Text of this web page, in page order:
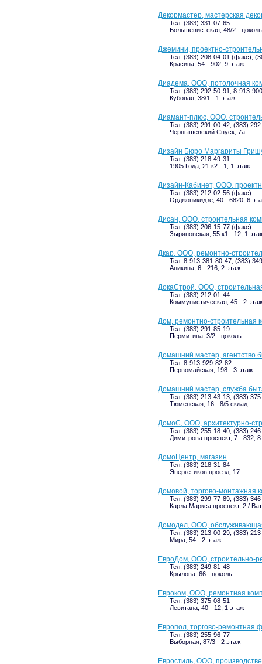
Декормастер, мастерская
Тел: (383) 331-07-65
Большевистская, 48/2 - цоколь
Джемини, проектно-
Тел: (383) 208-04-01 (факс),
Красина, 54 - 902; 9 этаж
Диадема, ООО, потолочная
Тел: (383) 292-50-91, 8-913-
Кубовая, 38/1 - 1 этаж
Диамант-плюс, ООО,
Тел: (383) 291-00-42, (383)
Чернышевский Спуск, 7а
Дизайн Бюро Маргариты
Тел: (383) 218-49-31
1905 Года, 21 к2 - 1; 1 этаж
Дизайн-Кабинет, ООО,
Тел: (383) 212-02-56 (факс)
Орджоникидзе, 40 - 6820; 6
Дисан, ООО, строительная
Тел: (383) 206-15-77 (факс)
Зыряновская, 55 к1 - 12; 1
Дкар, ООО, ремонтно-
Тел: 8-913-381-80-47, (383)
Аникина, 6 - 216; 2 этаж
ДокаСтрой, ООО,
Тел: (383) 212-01-44
Коммунистическая, 45 - 2 этаж
Дом, ремонтно-строительная
Тел: (383) 291-85-19
Пермитина, 3/2 - цоколь
Домашний мастер, агентство
Тел: 8-913-929-82-82
Первомайская, 198 - 3 этаж
Домашний мастер, служба
Тел: (383) 213-43-13, (383)
Тюменская, 16 - 8/5 склад
ДомоС, ООО, архитектурно-
Тел: (383) 255-18-40, (383)
Димитрова проспект, 7 - 832;
ДомоЦентр, магазин
Тел: (383) 218-31-84
Энергетиков проезд, 17
Домовой, торгово-монтажная
Тел: (383) 299-77-89, (383)
Карла Маркса проспект, 2 /
Домодел, ООО,
Тел: (383) 213-00-29, (383)
Мира, 54 - 2 этаж
ЕвроДом, ООО, строительно-
Тел: (383) 249-81-48
Крылова, 66 - цоколь
Евроком, ООО, ремонтная
Тел: (383) 375-08-51
Левитана, 40 - 12; 1 этаж
Европол, торгово-ремонтная
Тел: (383) 255-96-77
Выборная, 87/3 - 2 этаж
Евростиль, ООО,